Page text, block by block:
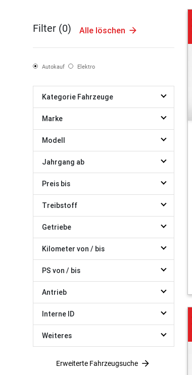
Filter (0) Alle löschen
Autokauf Elektro
Kategorie Fahrzeuge
Marke
Modell
Jahrgang ab
Preis bis
Treibstoff
Getriebe
Kilometer von / bis
PS von / bis
Antrieb
Interne ID
Weiteres
Erweiterte Fahrzeugsuche